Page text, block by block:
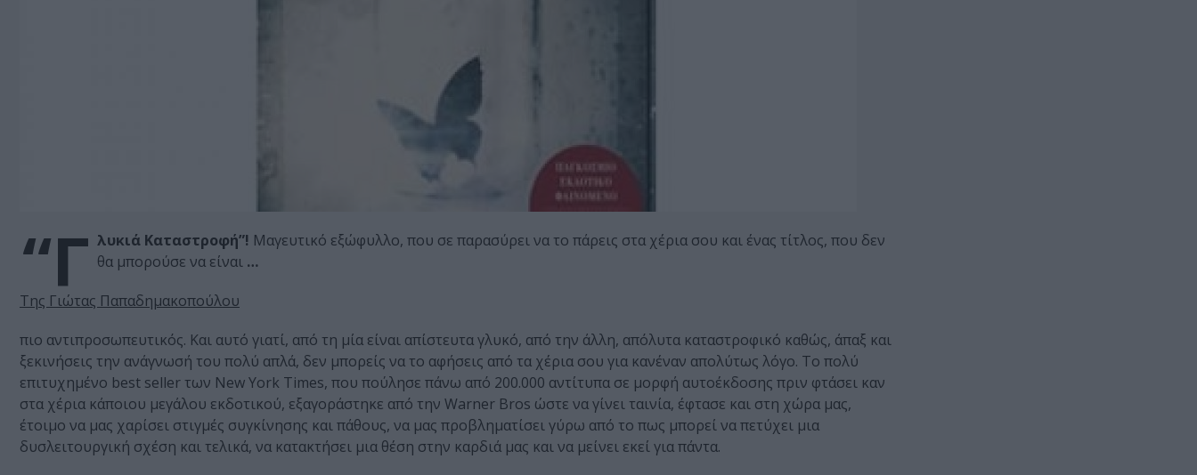
“Γ λυκιά Καταστροφή”! Μαγευτικό εξώφυλλο, που σε παρασύρει να το πάρεις στα χέρια σου και ένας τίτλος, που δεν
θα μπορούσε να είναι …
Της Γιώτας Παπαδημακοπούλου
πιο αντιπροσωπευτικός. Και αυτό γιατί, από τη μία είναι απίστευτα γλυκό, από την άλλη, απόλυτα καταστροφικό καθώς, άπαξ και
ξεκινήσεις την ανάγνωσή του πολύ απλά, δεν μπορείς να το αφήσεις από τα χέρια σου για κανέναν απολύτως λόγο. Το πολύ
επιτυχημένο best seller των New York Times, που πούλησε πάνω από 200.000 αντίτυπα σε μορφή αυτοέκδοσης πριν φτάσει καν
στα χέρια κάποιου μεγάλου εκδοτικού, εξαγοράστηκε από την Warner Bros ώστε να γίνει ταινία, έφτασε και στη χώρα μας,
έτοιμο να μας χαρίσει στιγμές συγκίνησης και πάθους, να μας προβληματίσει γύρω από το πως μπορεί να πετύχει μια
δυσλειτουργική σχέση και τελικά, να κατακτήσει μια θέση στην καρδιά μας και να μείνει εκεί για πάντα.